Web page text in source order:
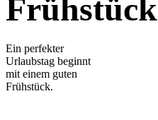
Frühstück
Ein perfekter
Urlaubstag beginnt
mit einem guten
Frühstück.